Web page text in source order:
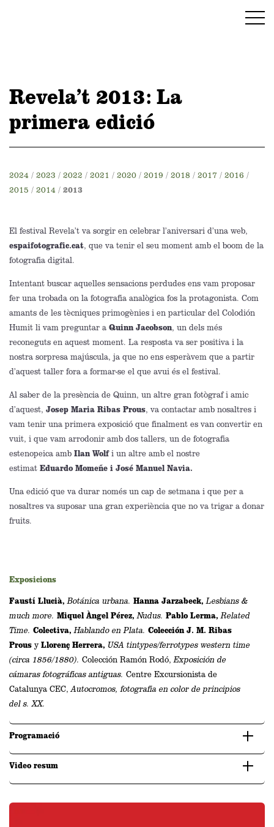
Revela’t 2013: La
primera edició
2024 / 2023 / 2022 / 2021 / 2020 / 2019 / 2018 / 2017 / 2016 /
2015 / 2014 / 2013
El festival Revela’t va sorgir en celebrar l’aniversari d’una web,
espaifotografic.cat, que va tenir el seu moment amb el boom de la
fotografia digital.
Intentant buscar aquelles sensacions perdudes ens vam proposar
fer una trobada on la fotografia analògica fos la protagonista. Com
amants de les tècniques primogènies i en particular del Colodión
Humit li vam preguntar a Quinn Jacobson, un dels més
reconeguts en aquest moment. La resposta va ser positiva i la
nostra sorpresa majúscula, ja que no ens esperàvem que a partir
d’aquest taller fora a formar-se el que avui és el festival.
Al saber de la presència de Quinn, un altre gran fotògraf i amic
d’aquest, Josep Maria Ribas Prous, va contactar amb nosaltres i
vam tenir una primera exposició que finalment es van convertir en
vuit, i que vam arrodonir amb dos tallers, un de fotografia
estenopeica amb Ilan Wolfi un altre amb el nostre
estimat Eduardo Momeñe i José Manuel Navia.
Una edició que va durar només un cap de setmana i que per a
nosaltres va suposar una gran experiència que no va trigar a donar
fruits.
Exposicions
Faustí Llucià, Botánica urbana. Hanna Jarzabeck, Lesbians &
much more. Miquel Àngel Pérez, Nudus. Pablo Lerma, Related
Time. Colectiva, Hablando en Plata. Colección J. M. Ribas
Prous yLlorenç Herrera, USA tintypes/ferrotypes western time
(circa 1856/1880). Colección Ramón Rodó, Exposición de
cámaras fotográficas antiguas. Centre Excursionista de
Catalunya CEC, Autocromos, fotografia en color de principios
del s. XX.
Programació
Video resum